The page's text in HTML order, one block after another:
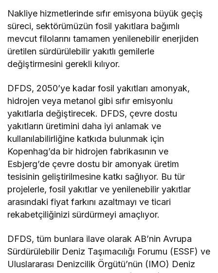
Nakliye hizmetlerinde sıfır emisyona büyük geçiş
süreci, sektörümüzün fosil yakıtlara bağımlı
mevcut filolarını tamamen yenilenebilir enerjiden
üretilen sürdürülebilir yakıtlı gemilerle
değiştirmesini gerekli kılıyor.
DFDS, 2050’ye kadar fosil yakıtları amonyak,
hidrojen veya metanol gibi sıfır emisyonlu
yakıtlarla değiştirecek. DFDS, çevre dostu
yakıtların üretimini daha iyi anlamak ve
kullanılabilirliğine katkıda bulunmak için
Kopenhag’da bir hidrojen fabrikasının ve
Esbjerg’de çevre dostu bir amonyak üretim
tesisinin geliştirilmesine katkı sağlıyor. Bu tür
projelerle, fosil yakıtlar ve yenilenebilir yakıtlar
arasındaki fiyat farkını azaltmayı ve ticari
rekabetçiliğinizi sürdürmeyi amaçlıyor.
DFDS, tüm bunlara ilave olarak AB’nin Avrupa
Sürdürülebilir Deniz Taşımacılığı Forumu (ESSF) ve
Uluslararası Denizcilik Örgütü’nün (IMO) Deniz